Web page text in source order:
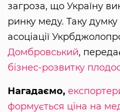
загроза, що Україну
ринку меду. Таку
асоціації
Домбровський,
бізнес-розвитку
Нагадаємо,
формується ціна на